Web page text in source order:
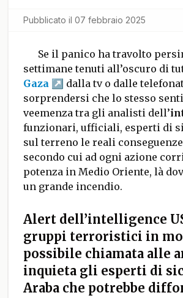
Pubblicato il 07 febbraio 2025
Se il panico ha travolto
settimane tenuti all’oscuro di
Gaza
dalla tv o dalle
sorprendersi che lo stesso
veemenza tra gli analisti dell’
funzionari, ufficiali, esperti di
sul terreno le reali
secondo cui ad ogni azione
potenza in Medio Oriente, là
un grande incendio.
Alert dell’intelligence
gruppi terroristici in
possibile chiamata alle
inquieta gli esperti di
Araba che potrebbe